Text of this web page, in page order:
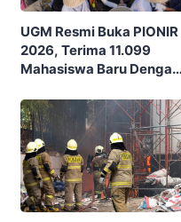
UGM Resmi Buka PIONIR
2026, Terima 11.099
Mahasiswa Baru Dengan
Membangun Bangsa”